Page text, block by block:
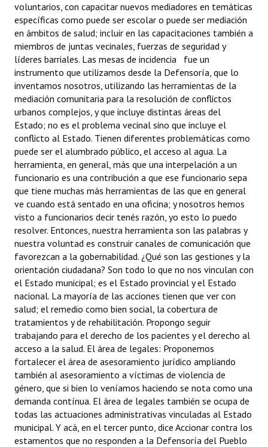
voluntarios, con capacitar nuevos mediadores en temáticas
específicas como puede ser escolar o puede ser mediación
en ámbitos de salud; incluir en las capacitaciones también a
miembros de juntas vecinales, fuerzas de seguridad y
líderes barriales. Las mesas de incidencia fue un
instrumento que utilizamos desde la Defensoría, que lo
inventamos nosotros, utilizando las herramientas de la
mediación comunitaria para la resolución de conflictos
urbanos complejos, y que incluye distintas áreas del
Estado; no es el problema vecinal sino que incluye el
conflicto al Estado. Tienen diferentes problemáticas como
puede ser el alumbrado público, el acceso al agua. La
herramienta, en general, más que una interpelación a un
funcionario es una contribución a que ese funcionario sepa
que tiene muchas más herramientas de las que en general
ve cuando está sentado en una oficina; y nosotros hemos
visto a funcionarios decir tenés razón, yo esto lo puedo
resolver. Entonces, nuestra herramienta son las palabras y
nuestra voluntad es construir canales de comunicación que
favorezcan a la gobernabilidad. ¿Qué son las gestiones y la
orientación ciudadana? Son todo lo que no nos vinculan con
el Estado municipal; es el Estado provincial y el Estado
nacional. La mayoría de las acciones tienen que ver con
salud; el remedio como bien social, la cobertura de
tratamientos y de rehabilitación. Propongo seguir
trabajando para el derecho de los pacientes y el derecho al
acceso a la salud. El área de legales: Proponemos
fortalecer el área de asesoramiento jurídico ampliando
también al asesoramiento a víctimas de violencia de
género, que si bien lo veníamos haciendo se nota como una
demanda contínua. El área de legales también se ocupa de
todas las actuaciones administrativas vinculadas al Estado
municipal. Y acá, en el tercer punto, dice Accionar contra los
estamentos que no responden a la Defensoría del Pueblo